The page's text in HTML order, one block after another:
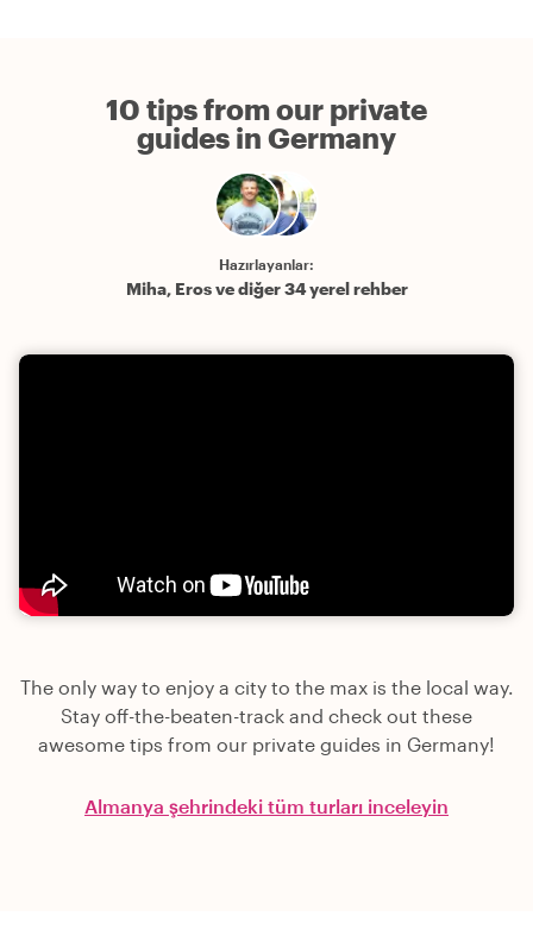
10 tips from our private
guides in Germany
Hazırlayanlar:
Miha, Eros ve diğer 34 yerel rehber
The only way to enjoy a city to the max is the local way.
Stay off-the-beaten-track and check out these
awesome tips from our private guides in Germany!
Almanya şehrindeki tüm turları inceleyin